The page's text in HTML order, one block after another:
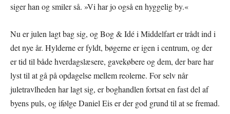
siger han og smiler så. »Vi har jo også en hyggelig by.«
Nu er julen lagt bag sig, og Bog & Idé i Middelfart er trådt ind i
det nye år. Hylderne er fyldt, bøgerne er igen i centrum, og der
er tid til både hverdagslæsere, gavekøbere og dem, der bare har
lyst til at gå på opdagelse mellem reolerne. For selv når
juletravlheden har lagt sig, er boghandlen fortsat en fast del af
byens puls, og ifølge Daniel Eis er der god grund til at se fremad.